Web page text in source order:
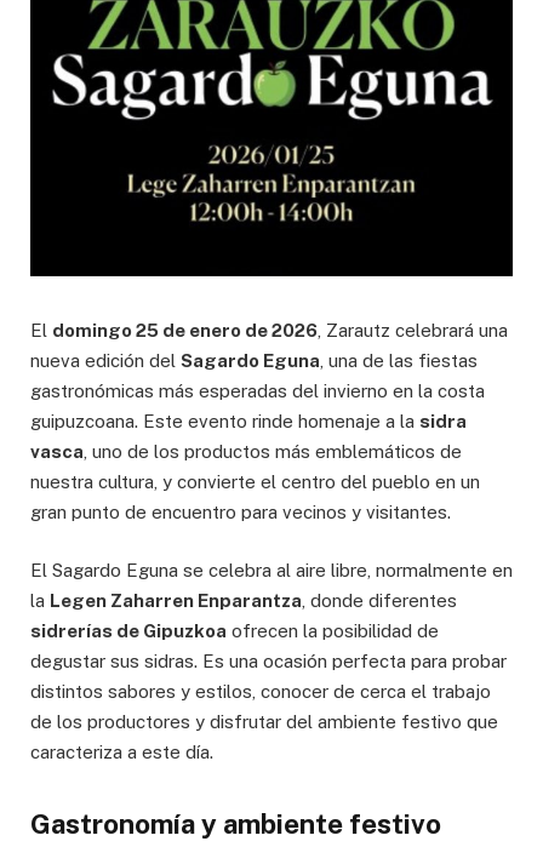
El domingo 25 de enero de 2026 , Zarautz celebrará una
nueva edición del Sagardo Eguna , una de las fiestas
gastronómicas más esperadas del invierno en la costa
guipuzcoana. Este evento rinde homenaje a la sidra
vasca , uno de los productos más emblemáticos de
nuestra cultura, y convierte el centro del pueblo en un
gran punto de encuentro para vecinos y visitantes.
El Sagardo Eguna se celebra al aire libre, normalmente en
la Legen Zaharren Enparantza , donde diferentes
sidrerías de Gipuzkoa ofrecen la posibilidad de
degustar sus sidras. Es una ocasión perfecta para probar
distintos sabores y estilos, conocer de cerca el trabajo
de los productores y disfrutar del ambiente festivo que
caracteriza a este día.
Gastronomía y ambiente festivo